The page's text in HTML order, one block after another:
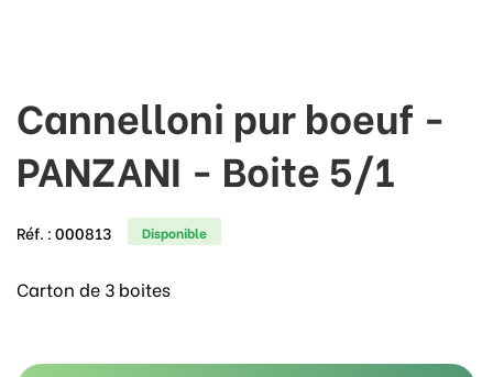
Cannelloni pur boeuf -
PANZANI - Boite 5/1
Réf. :000813 Disponible
Carton de 3 boites